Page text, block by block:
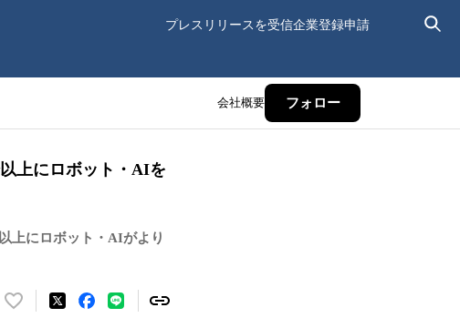
プレスリリースを受信企業登録申請
会社概要 フォロー
上にロボット・AIを
上にロボット・AIがより
い